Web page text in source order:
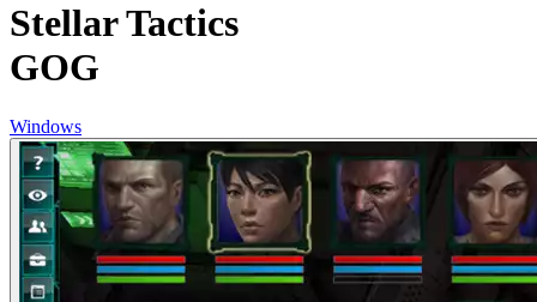
Stellar Tactics
GOG
Windows